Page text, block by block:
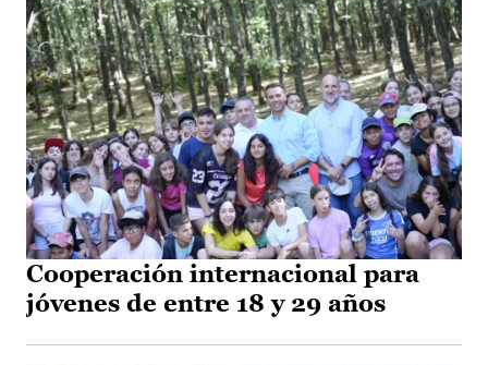
Cooperación internacional para
jóvenes de entre 18 y 29 años